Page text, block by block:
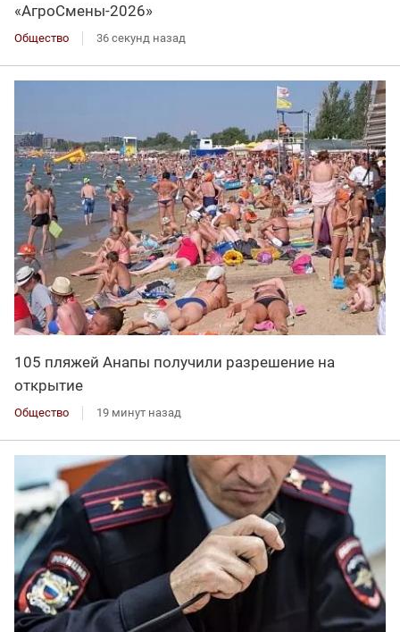
«АгроСмены-2026»
Общество 36 секунд назад
105 пляжей Анапы получили разрешение на
открытие
Общество 19 минут назад